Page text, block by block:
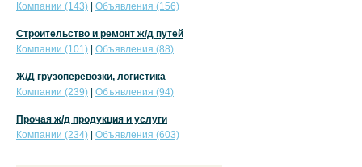
Компании (143)
Объявления (156)
Строительство и ремонт ж/д путей
Компании (101)
Объявления (88)
Ж/Д грузоперевозки, логистика
Компании (239)
Объявления (94)
Прочая ж/д продукция и услуги
Компании (234)
Объявления (603)